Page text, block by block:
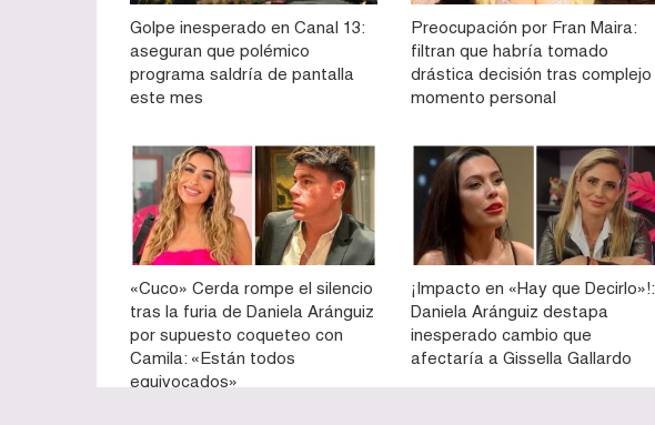
Golpe inesperado en Canal 13:
aseguran que polémico
programa saldría de pantalla
este mes
Preocupación por Fran Maira:
filtran que habría tomado
drástica decisión tras complejo
momento personal
«Cuco» Cerda rompe el silencio
tras la furia de Daniela Aránguiz
por supuesto coqueteo con
Camila: «Están todos
equivocados»
¡Impacto en «Hay que Decirlo»!:
Daniela Aránguiz destapa
inesperado cambio que
afectaría a Gissella Gallardo